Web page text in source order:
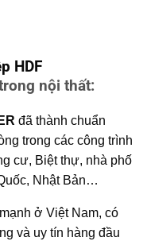
HDF
nội thất:
đã thành chuẩn
trong các công trình
cư, Biệt thự, nhà phố
Nhật Bản…
ở Việt Nam, có
và uy tín hàng đầu